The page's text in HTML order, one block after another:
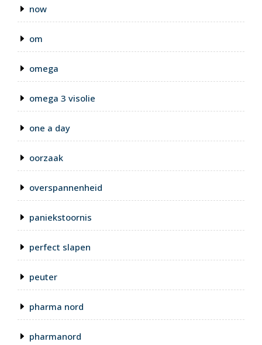
now
om
omega
omega 3 visolie
one a day
oorzaak
overspannenheid
paniekstoornis
perfect slapen
peuter
pharma nord
pharmanord